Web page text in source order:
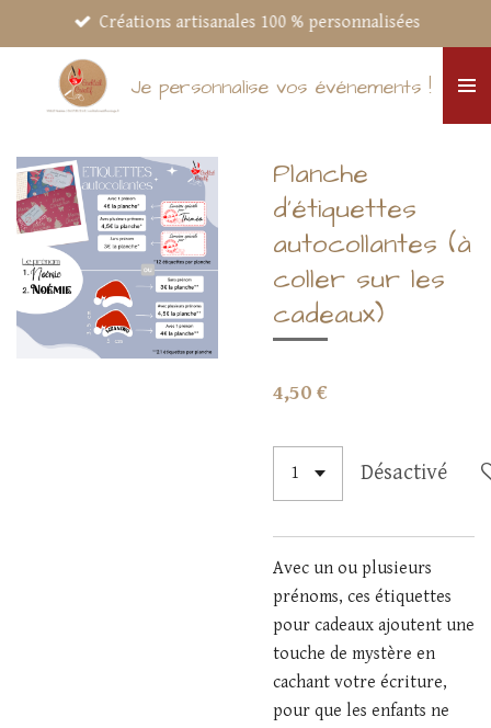
au
contenu
principal
Je personnalise vos événements !
Créations artisanales 100 % personnalisées
Planche
d'étiquettes
autocollantes (à
coller sur les
cadeaux)
4,50 €
Désactivé
Avec un ou plusieurs
prénoms, ces étiquettes
pour cadeaux ajoutent une
touche de mystère en
cachant votre écriture,
pour que les enfants ne